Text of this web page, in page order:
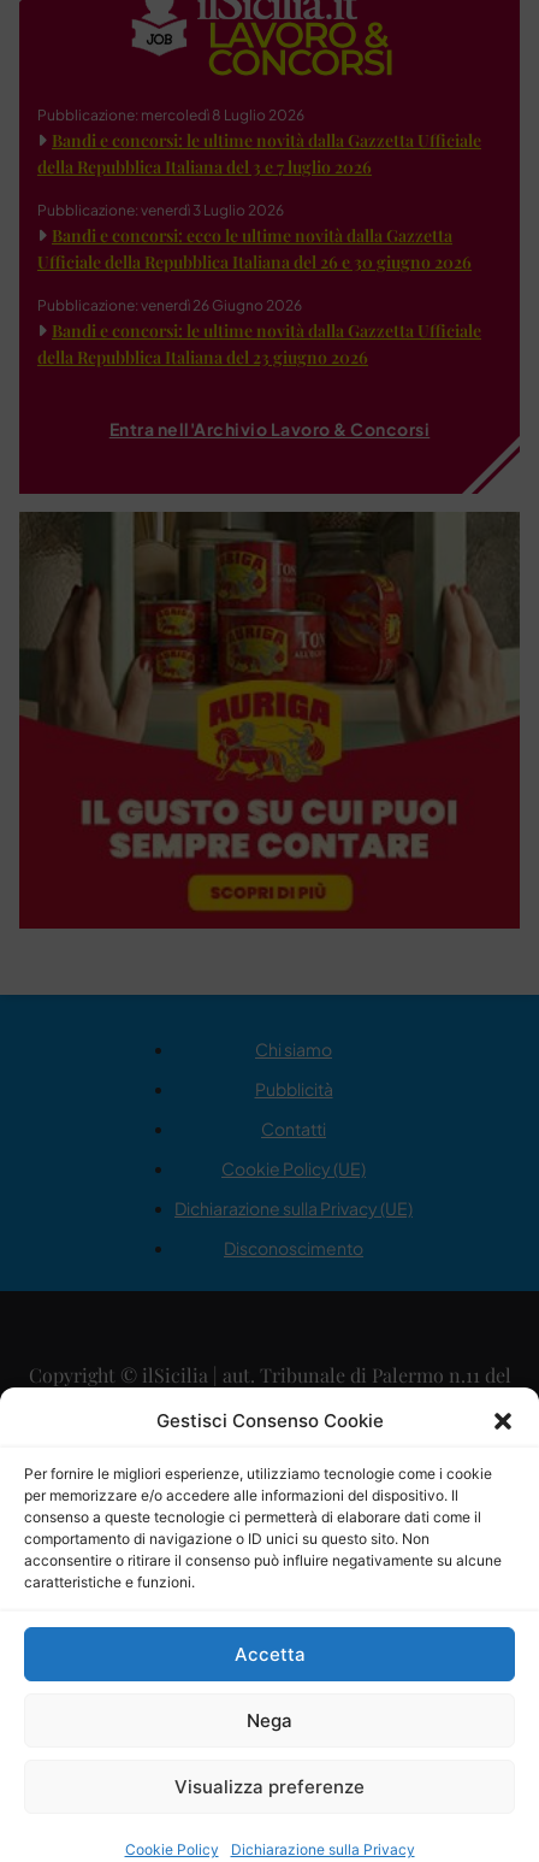
Gestisci Consenso Cookie
Per fornire le migliori esperienze, utilizziamo tecnologie come i cookie
per memorizzare e/o accedere alle informazioni del dispositivo. Il
consenso a queste tecnologie ci permetterà di elaborare dati come il
comportamento di navigazione o ID unici su questo sito. Non
acconsentire o ritirare il consenso può influire negativamente su alcune
caratteristiche e funzioni.
Accetta
Nega
Visualizza preferenze
Cookie Policy Dichiarazione sulla Privacy
Pubblicazione: mercoledì 8 Luglio 2026
Bandi e concorsi: le ultime novità dalla Gazzetta Ufficiale
della Repubblica Italiana del 3 e 7 luglio 2026
Pubblicazione: venerdì 3 Luglio 2026
Bandi e concorsi: ecco le ultime novità dalla Gazzetta
Ufficiale della Repubblica Italiana del 26 e 30 giugno 2026
Pubblicazione: venerdì 26 Giugno 2026
Bandi e concorsi: le ultime novità dalla Gazzetta Ufficiale
della Repubblica Italiana del 23 giugno 2026
Entra nell'Archivio Lavoro & Concorsi
Chi siamo
Pubblicità
Contatti
Cookie Policy (UE)
Dichiarazione sulla Privacy (UE)
Disconoscimento
Copyright © ilSicilia | aut. Tribunale di Palermo n.11 del
29/09/2015
Direttore Editoriale: Maurizio Scaglione
Direttore Responsabile: Maria Calabrese
P.IVA: 06334930820
Mercurio Comunicazione Società Cooperativa a r.l. è
iscritta al Registro degli Operatori di Comunicazione al
Sito gestito daLa Digitale srl–info@ladigitale.it